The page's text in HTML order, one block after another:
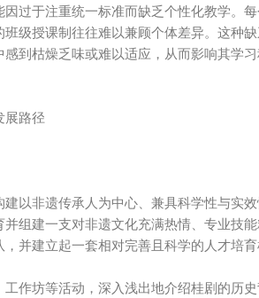
过于注重统一标准而缺乏个性化教学。
级授课制往往难以兼顾个体差异。这种
到枯燥乏味或难以适应，从而影响其学
展路径
以非遗传承人为中心、兼具科学性与实
组建一支对非遗文化充满热情、专业技
并建立起一套相对完善且科学的人才培育
作坊等活动，深入浅出地介绍桂剧的历